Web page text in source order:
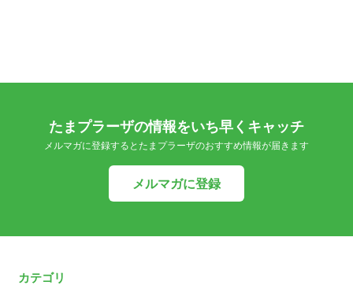
たまプラーザの情報をいち早くキャッチ
メルマガに登録するとたまプラーザのおすすめ情報が届きます
メルマガに登録
カテゴリ